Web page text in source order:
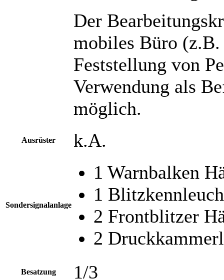
Der
mobiles Büro
Feststellung von
Verwendung als
möglich.
Ausrüster k.A.
Sondersignalanlage
1 Warnbalken
1
2 Frontblitzer
2
Besatzung 1/3